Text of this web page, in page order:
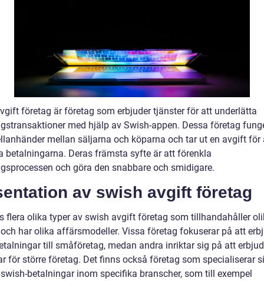
företag är företag som erbjuder tjänster för att underlätta
med hjälp av Swish-appen. Dessa företag
mellan säljarna och köparna och tar ut en avgift för
betalningarna. Deras främsta syfte är att förenkla
och göra den snabbare och smidigare.
av swish avgift företag
flera olika typer av swish avgift företag som tillhandahåller
har olika affärsmodeller. Vissa företag fokuserar på att
till småföretag, medan andra inriktar sig på att
för större företag. Det finns också företag som specialiserar
betalningar inom specifika branscher, som till exempel